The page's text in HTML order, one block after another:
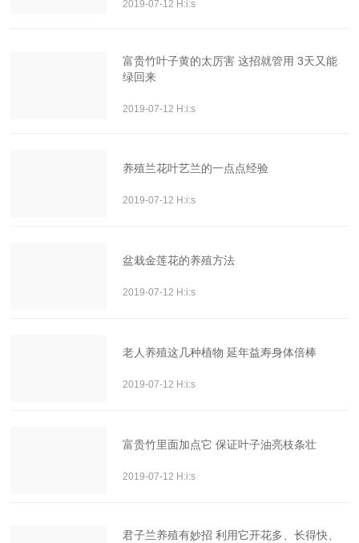
2019-07-12 H:i:s
富贵竹叶子黄的太厉害 这招就管用 3天又能
绿回来
2019-07-12 H:i:s
养殖兰花叶艺兰的一点点经验
2019-07-12 H:i:s
盆栽金莲花的养殖方法
2019-07-12 H:i:s
老人养殖这几种植物 延年益寿身体倍棒
2019-07-12 H:i:s
富贵竹里面加点它 保证叶子油亮枝条壮
2019-07-12 H:i:s
君子兰养殖有妙招 利用它开花多、长得快、